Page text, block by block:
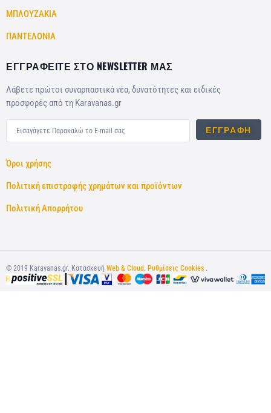
ΜΠΛΟΥΖΑΚΙΑ
ΠΑΝΤΕΛΟΝΙΑ
ΕΓΓΡΑΦΕΙΤΕ ΣΤΟ NEWSLETTER ΜΑΣ
Λάβετε πρώτοι συναρπαστικά νέα, δυνατότητες και ειδικές
προσφορές από τη Karavanas.gr
ΕΓΓΡΑΦΉ
Όροι χρήσης
Πολιτική επιστροφής χρημάτων και προϊόντων
Πολιτική Απορρήτου
© 2019 Karavanas.gr. Κατασκευή Web & Cloud . Ρυθμίσεις Cookies .